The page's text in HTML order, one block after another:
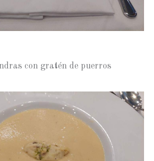
con gratén de puerros